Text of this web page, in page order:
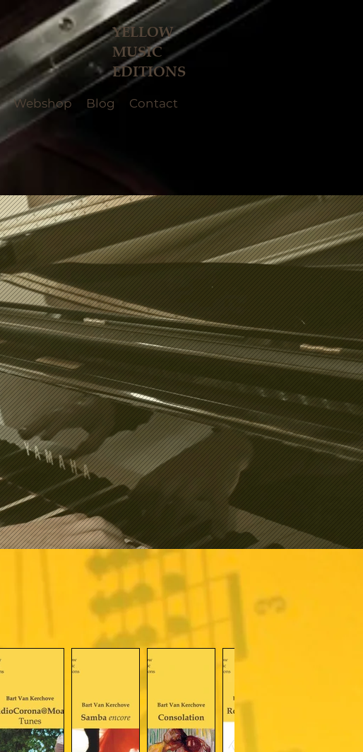
YELLOW
MUSIC
EDITIONS
Webshop Blog Contact